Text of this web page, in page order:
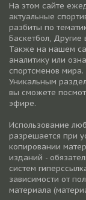
На этом сайте
актуальные
разбиты по
Баскетбол, Другие
Также на нашем
аналитику или
спортсменов мира.
Уникальным
вы сможете
эфире.
Использование
разрешается при
копировании
изданий -
систем
зависимости от
материала